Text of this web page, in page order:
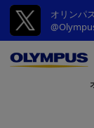
オリンパ